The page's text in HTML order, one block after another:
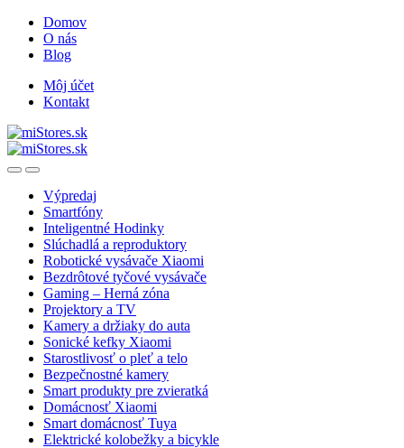
Skip
navigation
Skip
content
Domov
O nás
Blog
Môj účet
Kontakt
OpenClose
Výpredaj
Smartfóny
Inteligentné Hodinky
Slúchadlá a reproduktory
Robotické vysávače Xiaomi
Bezdrôtové tyčové vysávače
Gaming – Herná zóna
Projektory a TV
Kamery a držiaky do auta
Sonické kefky Xiaomi
Starostlivosť o pleť a telo
Bezpečnostné kamery
Smart produkty pre zvieratká
Domácnosť Xiaomi
Smart domácnosť Tuya
Elektrické kolobežky a bicykle